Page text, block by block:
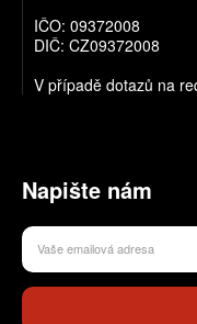
IČO: 09372008
DIČ: CZ09372008
V případě dotazů na
Napište nám